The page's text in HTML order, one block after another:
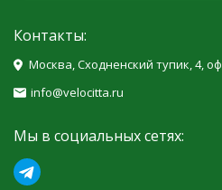
Контакты:
Москва, Сходненский тупик, 4,
info@velocitta.ru
Мы в социальных сетях: